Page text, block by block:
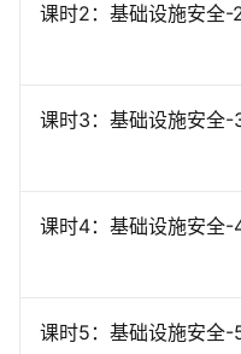
课时2 ： 基础设施安全-
课时3 ： 基础设施安全-
课时4： 基础设施安全
课时5 ： 基础设施安全-